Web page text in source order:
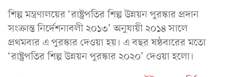
শিল্প মন্ত্রণালয়ের ‘রাষ্ট্রপতির শিল্প উন্নয়ন পুরস্কার প্রদান
সংক্রান্ত নির্দেশনাবলী ২০১৩’ অনুযায়ী ২০১৪ সালে
প্রথমবার এ পুরস্কার দেওয়া হয়। এ বছর ষষ্ঠবারের মতো
‘রাষ্ট্রপতির শিল্প উন্নয়ন পুরস্কার ২০২০’ দেওয়া হলো।